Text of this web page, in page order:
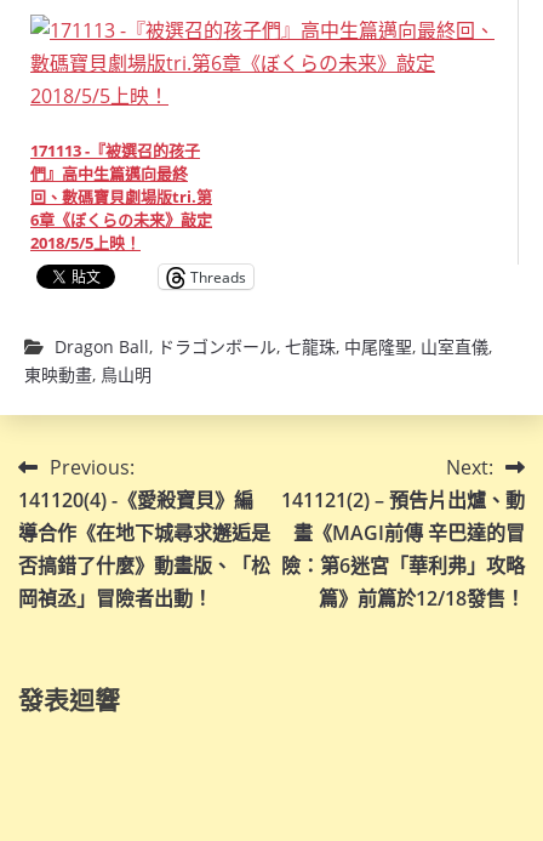
171113 -『被選召的孩子
們』高中生篇邁向最終
回、數碼寶貝劇場版tri.第
6章《ぼくらの未来》敲定
2018/5/5上映！
Threads
Dragon Ball, ドラゴンボール, 七龍珠, 中尾隆聖, 山室直儀,
東映動畫, 鳥山明
文
章
導
覽
Previous:
141120(4) -《愛殺寶貝》編
導合作《在地下城尋求邂逅是
否搞錯了什麼》動畫版、「松
岡禎丞」冒險者出動！
Next:
141121(2) – 預告片出爐、動
畫《MAGI前傳 辛巴達的冒
險：第6迷宮「華利弗」攻略
篇》前篇於12/18發售！
發表迴響